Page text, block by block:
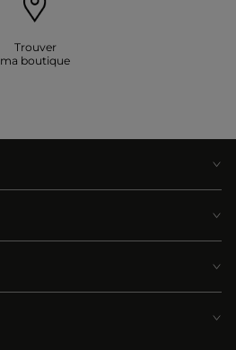
Trouver
ma boutique